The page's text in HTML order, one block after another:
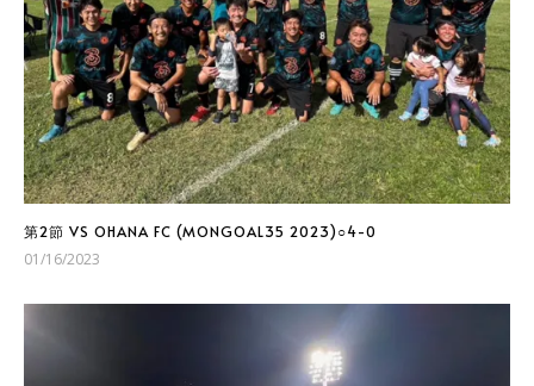
第2節 VS OHANA FC (MONGOAL35 2023)○4-0
01/16/2023